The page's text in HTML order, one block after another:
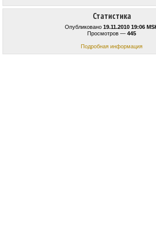
Статистика
Опубликовано 19.11.2010 19:06
Просмотров — 445
Подробная информация